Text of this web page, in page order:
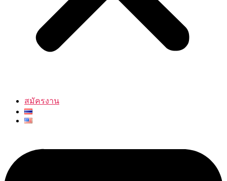
สมัครงาน